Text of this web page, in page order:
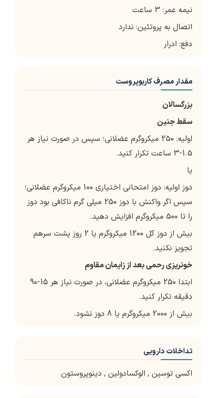
نیمه عمر: 3 ساعت
اتصال به پروتئین: ندارد
دفع: ادرار
مقدار مصرف کاربوپروست
بزرگسالان
سقط جنین
اولیه: 250 میکروگرم عضلانی؛ سپس در صورت نیاز هر
1.5-3 ساعت تکرار کنید.
یا
دوز اولیه: دوز امتحانی اختیاری 100 میکروگرم عضلانی؛
سپس اگر واکنش با دوز 250 میلی گرم ناکافی بود دوز
را تا 500 میکروگرم افزایش دهید.
بیش از دوز کل 1200 میکروگرم یا 2 روز پشت سرهم
تجویز نکنید.
خونریزی رحمی بعد از زایمان مقاوم
ابتدا 250 میکروگرم عضلانی، در صورت نیاز هر 15-90
دقیقه تکرار کنید.
بیش از 2000 میکروگرم یا 8 دوز نشود.
تداخلات دارویی
اکسی توسین , الوکسادولین , دینوپروستون